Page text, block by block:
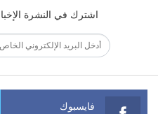
اشترك في النشرة
فايسبوك